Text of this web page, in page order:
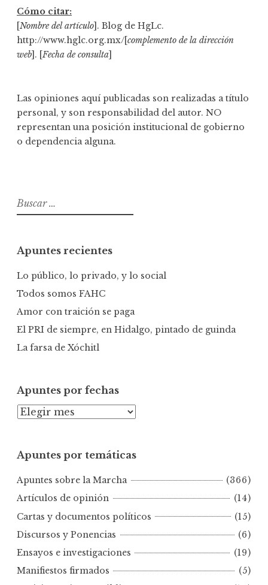
Cómo citar:
[Nombre del artículo]. Blog de HgLc.
http://www.hglc.org.mx/[complemento de la dirección
web]. [Fecha de consulta]
Las opiniones aquí publicadas son realizadas a título
personal, y son responsabilidad del autor. NO
representan una posición institucional de gobierno
o dependencia alguna.
B
u
a
r
Apuntes recientes
Lo público, lo privado, y lo social
Todos somos FAHC
Amor con traición se paga
El PRI de siempre, en Hidalgo, pintado de guinda
La farsa de Xóchitl
Apuntes por fechas
A
n
e
s
p
r
f
e
Apuntes por temáticas
Apuntes sobre la Marcha
(366)
Artículos de opinión
(14)
Cartas y documentos políticos
(15)
Discursos y Ponencias
(6)
Ensayos e investigaciones
(19)
Manifiestos firmados
(5)